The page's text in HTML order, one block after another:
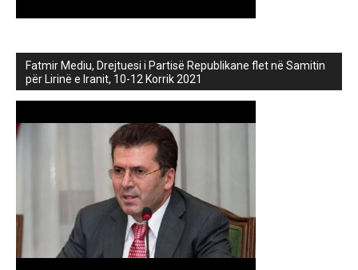
Fatmir Mediu, Drejtuesi i Partisë Republikane flet në Samitin
për Lirinë e Iranit, 10-12 Korrik 2021